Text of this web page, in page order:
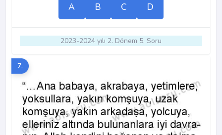
A B C D
2023-2024 yılı 2. Dönem 5. Soru
7.